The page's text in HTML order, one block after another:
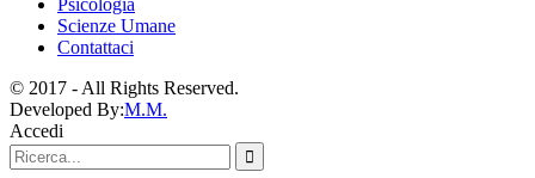
Psicologia
Scienze Umane
Contattaci
© 2017 - All Rights Reserved.
Developed By:M.M.
Accedi